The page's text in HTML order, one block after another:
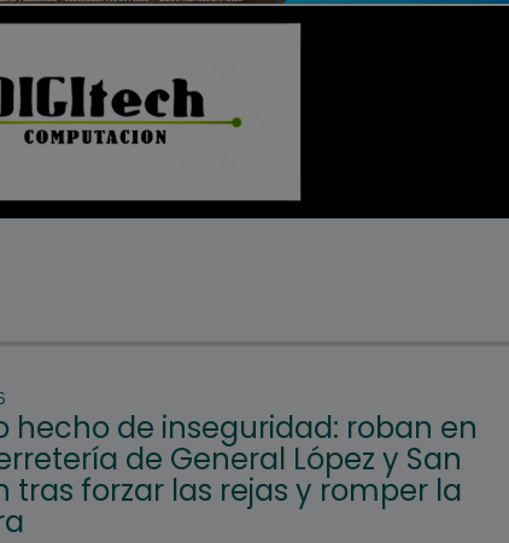
hecho de inseguridad: roban en
de General López y San
tras forzar las rejas y romper la